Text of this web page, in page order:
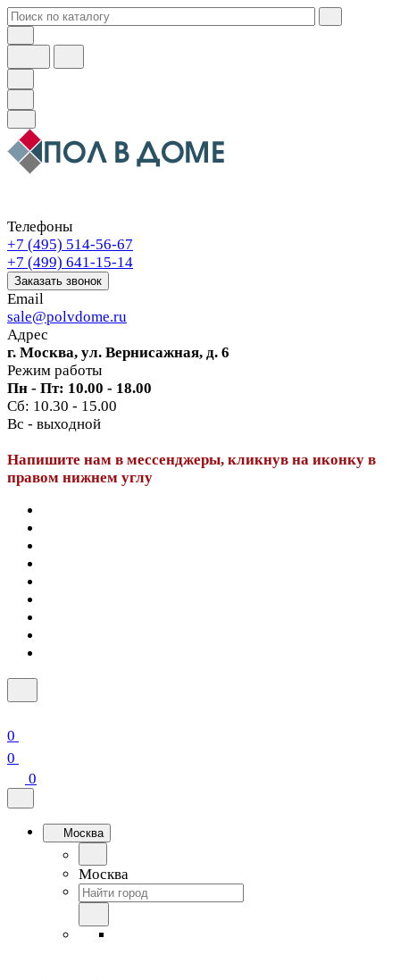
Телефоны
+7 (495) 514-56-67
+7 (499) 641-15-14
Заказать звонок
Email
sale@polvdome.ru
Адрес
г. Москва, ул. Вернисажная, д. 6
Режим работы
Пн - Пт: 10.00 - 18.00
Сб: 10.30 - 15.00
Вс - выходной
Напишите нам в мессенджеры, кликнув на иконку в
правом нижнем углу
0
0
0
Москва
Москва